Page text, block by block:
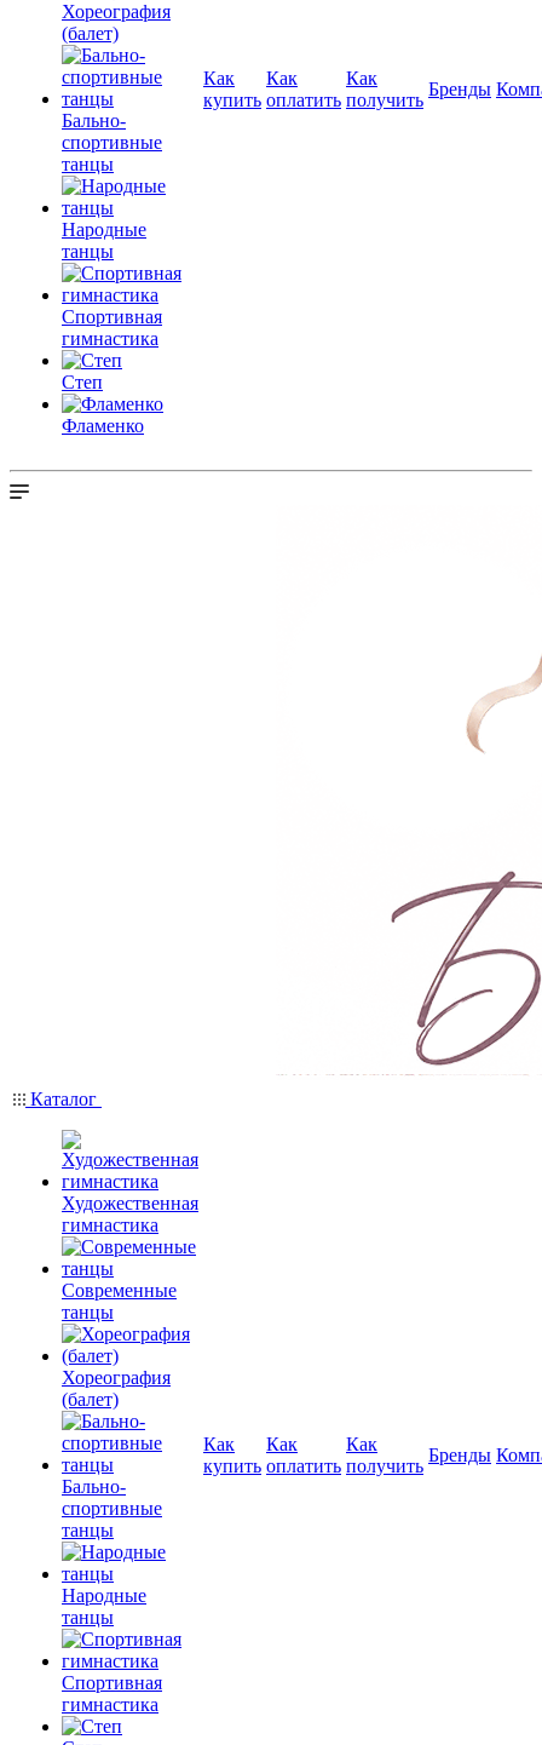
Хореография
(балет)
Бально-
спортивные
танцы
Народные
танцы
Спортивная
гимнастика
Степ
Фламенко
Как
купить
Как
оплатить
Как
получить
Бренды
Каталог
Художественная
гимнастика
Современные
танцы
Хореография
(балет)
Бально-
спортивные
танцы
Народные
танцы
Спортивная
гимнастика
Как
купить
Как
оплатить
Как
получить
Бренды